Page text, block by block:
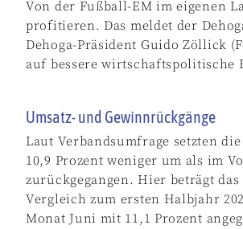
Von der Fußball-EM im eigenen
profitieren. Das meldet der
Dehoga-Präsident Guido Zöllick
auf bessere wirtschaftspolitische
Umsatz- und Gewinnrückgänge
Laut Verbandsumfrage setzten
10,9 Prozent weniger um als im
zurückgegangen. Hier beträgt
Vergleich zum ersten Halbjahr
Monat Juni mit 11,1 Prozent